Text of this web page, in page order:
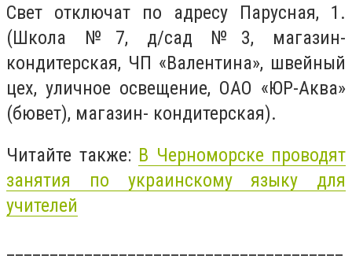
Свет отключат по адресу Парусная, 1.
(Школа №7, д/сад №3, магазин-
кондитерская, ЧП «Валентина», швейный
цех, уличное освещение, ОАО «ЮР-Аква»
(бювет), магазин- кондитерская).
Читайте также: В Черноморске проводят
занятия по украинскому языку для
учителей